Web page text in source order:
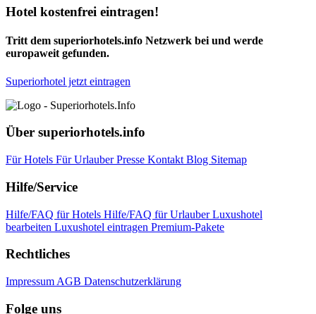
Hotel kostenfrei eintragen!
Tritt dem superiorhotels.info Netzwerk bei und werde
europaweit gefunden.
Superiorhotel jetzt eintragen
Über superiorhotels.info
Für Hotels Für UrlauberPresse Kontakt Blog Sitemap
Hilfe/Service
Hilfe/FAQ für Hotels Hilfe/FAQ für UrlauberLuxushotel
bearbeiten Luxushotel eintragen Premium-Pakete
Rechtliches
Impressum AGB Datenschutzerklärung
Folge uns